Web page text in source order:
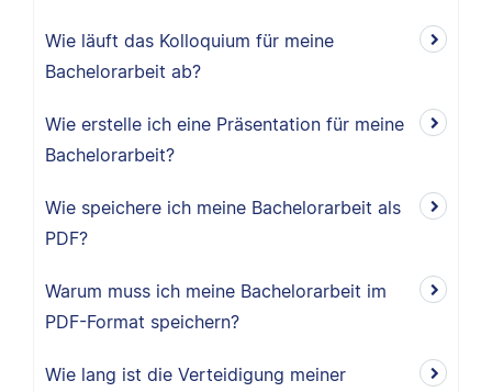
Wie läuft das Kolloquium für meine
Bachelorarbeit ab?
Wie erstelle ich eine Präsentation für meine
Bachelorarbeit?
Wie speichere ich meine Bachelorarbeit als
PDF?
Warum muss ich meine Bachelorarbeit im
PDF-Format speichern?
Wie lang ist die Verteidigung meiner